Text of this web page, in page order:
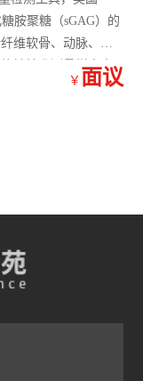
胺聚糖（sGAG）的
维软骨、动脉、心
够精准测量样本中
程以及关节疾病等研
￥ 面议